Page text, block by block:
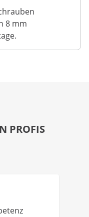
8 mm
PROFIS